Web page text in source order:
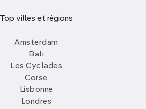
Top villes et régions
Amsterdam
Bali
Les Cyclades
Corse
Lisbonne
Londres